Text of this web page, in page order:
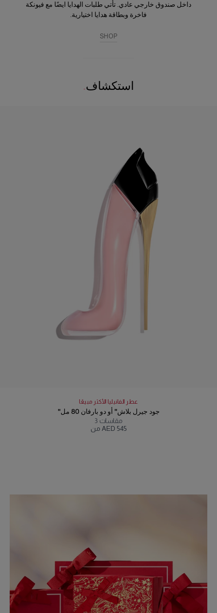
داخل صندوق خارجي عادي. تأتي طلبات الهدايا ايضًا مع فيونكة
فاخرة وبطاقة هدايا اختيارية.
SHOP
استكشاف
عطر الفانيليا الأكثر مبيعًا
"جود جيرل بلاش" أو دو بارفان 80 مل
3 مقاسات
من AED 545